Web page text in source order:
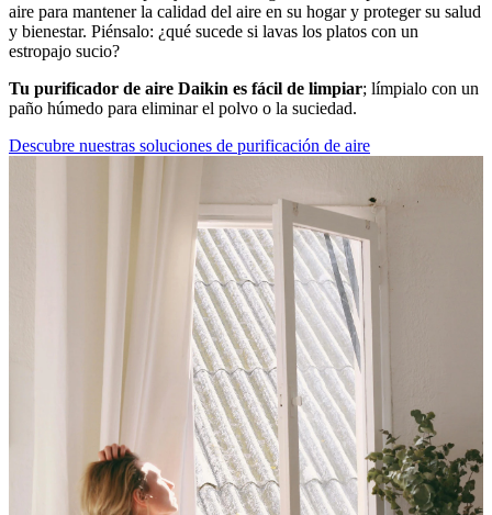
aire para mantener la calidad del aire en su hogar y proteger su salud
y bienestar. Piénsalo: ¿qué sucede si lavas los platos con un
estropajo sucio?
Tu purificador de aire Daikin es fácil de limpiar; límpialo con un
paño húmedo para eliminar el polvo o la suciedad.
Descubre nuestras soluciones de purificación de aire